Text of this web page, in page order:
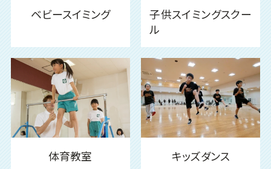
ベビースイミング
子供スイミングスクー
ル
体育教室 キッズダンス